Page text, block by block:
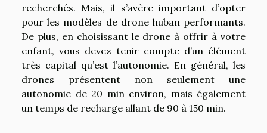
recherchés. Mais, il s’avère important d’opter
pour les modèles de drone huban performants.
De plus, en choisissant le drone à offrir à votre
enfant, vous devez tenir compte d’un élément
très capital qu’est l’autonomie. En général, les
drones présentent non seulement une
autonomie de 20 min environ, mais également
un temps de recharge allant de 90 à 150 min.